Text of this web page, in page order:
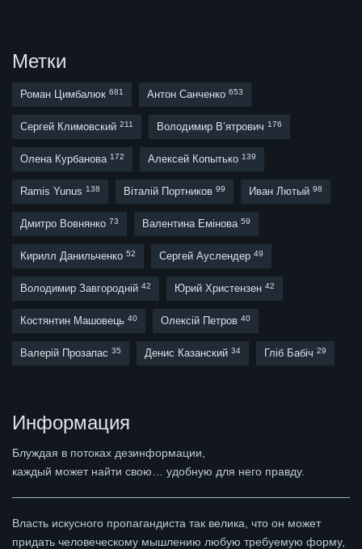
Метки
Роман Цимбалюк 681 Антон Санченко 653
Сергей Климовский 211 Володимир В’ятрович 176
Олена Курбанова 172 Алексей Копытько 139
Ramis Yunus 138 Віталій Портников 99 Иван Лютый 98
Дмитро Вовнянко 73 Валентина Емінова 59
Кирилл Данильченко 52 Сергей Ауслендер 49
Володимир Завгородній 42 Юрий Христензен 42
Костянтин Машовець 40 Олексій Петров 40
Валерій Прозапас 35 Денис Казанский 34 Гліб Бабіч 29
Информация
Блуждая в потоках дезинформации,
каждый может найти свою… удобную для него правду.
Власть искусного пропагандиста так велика, что он может
придать человеческому мышлению любую требуемую форму,